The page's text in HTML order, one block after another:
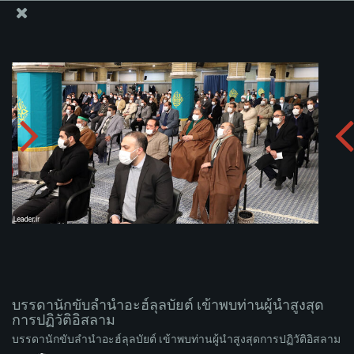
บรรดานักขับลำนำอะฮ์ลุลบัยต์ เข้าพบท่านผู้นำสูงสุดการ
ปฏิวัติอิสลาม
อัพโหลดอัลบั่ม:
บรรดานักขับลำนำอะฮ์ลุลบัยต์ เข้าพบท่านผู้นำสูงสุด
การปฏิวัติอิสลาม
บรรดานักขับลำนำอะฮ์ลุลบัยต์ เข้าพบท่านผู้นำสูงสุดการปฏิวัติอิสลาม